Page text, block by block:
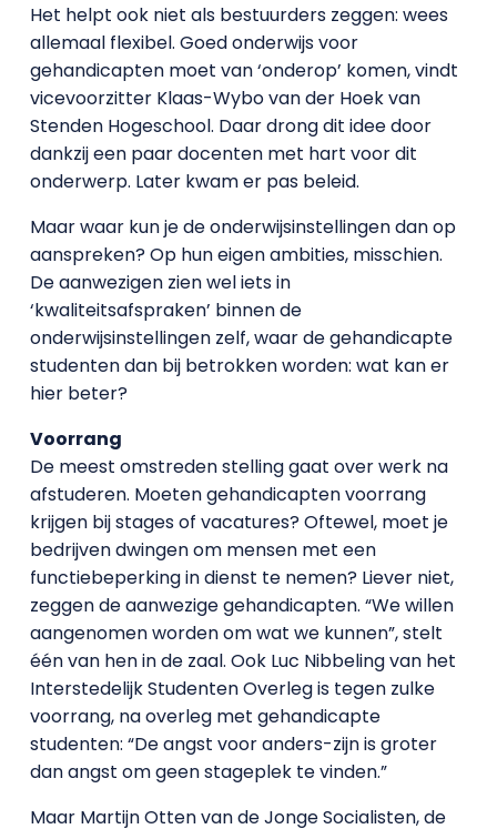
Het helpt ook niet als bestuurders zeggen: wees
allemaal flexibel. Goed onderwijs voor
gehandicapten moet van ‘onderop’ komen, vindt
vicevoorzitter Klaas-Wybo van der Hoek van
Stenden Hogeschool. Daar drong dit idee door
dankzij een paar docenten met hart voor dit
onderwerp. Later kwam er pas beleid.
Maar waar kun je de onderwijsinstellingen dan op
aanspreken? Op hun eigen ambities, misschien.
De aanwezigen zien wel iets in
‘kwaliteitsafspraken’ binnen de
onderwijsinstellingen zelf, waar de gehandicapte
studenten dan bij betrokken worden: wat kan er
hier beter?
Voorrang
De meest omstreden stelling gaat over werk na
afstuderen. Moeten gehandicapten voorrang
krijgen bij stages of vacatures? Oftewel, moet je
bedrijven dwingen om mensen met een
functiebeperking in dienst te nemen? Liever niet,
zeggen de aanwezige gehandicapten. “We willen
aangenomen worden om wat we kunnen”, stelt
één van hen in de zaal. Ook Luc Nibbeling van het
Interstedelijk Studenten Overleg is tegen zulke
voorrang, na overleg met gehandicapte
studenten: “De angst voor anders-zijn is groter
dan angst om geen stageplek te vinden.”
Maar Martijn Otten van de Jonge Socialisten, de